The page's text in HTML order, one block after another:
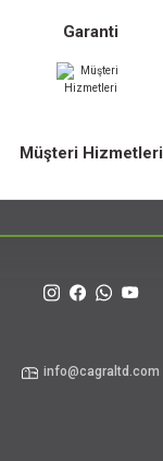
Garanti
Müşteri Hizmetleri
info@cagraltd.com